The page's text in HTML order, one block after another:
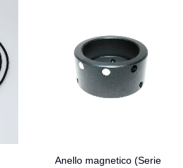
Anello magnetico (Serie